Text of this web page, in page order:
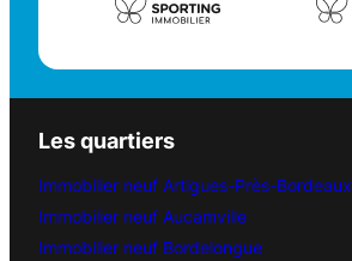
Les quartiers
Immobilier neuf Artigues-Près-Bordeaux
Immobilier neuf Aucamville
Immobilier neuf Bordelongue